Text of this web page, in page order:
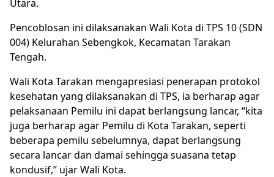
Utara.
Pencoblosan ini dilaksanakan Wali Kota di TPS 10 (SDN
004) Kelurahan Sebengkok, Kecamatan Tarakan
Tengah.
Wali Kota Tarakan mengapresiasi penerapan protokol
kesehatan yang dilaksanakan di TPS, ia berharap agar
pelaksanaan Pemilu ini dapat berlangsung lancar, “kita
juga berharap agar Pemilu di Kota Tarakan, seperti
beberapa pemilu sebelumnya, dapat berlangsung
secara lancar dan damai sehingga suasana tetap
kondusif,” ujar Wali Kota.